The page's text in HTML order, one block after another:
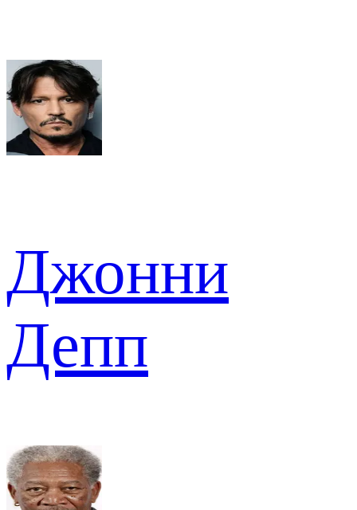
Джонни
Депп